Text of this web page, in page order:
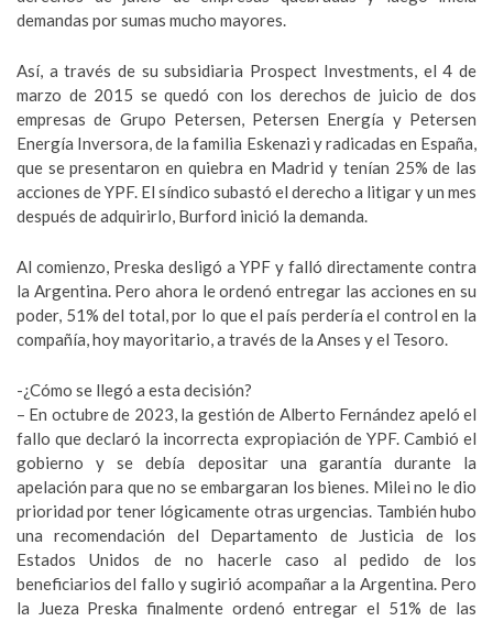
demandas por sumas mucho mayores.
Así, a través de su subsidiaria Prospect Investments, el 4 de
marzo de 2015 se quedó con los derechos de juicio de dos
empresas de Grupo Petersen, Petersen Energía y Petersen
Energía Inversora, de la familia Eskenazi y radicadas en España,
que se presentaron en quiebra en Madrid y tenían 25% de las
acciones de YPF. El síndico subastó el derecho a litigar y un mes
después de adquirirlo, Burford inició la demanda.
Al comienzo, Preska desligó a YPF y falló directamente contra
la Argentina. Pero ahora le ordenó entregar las acciones en su
poder, 51% del total, por lo que el país perdería el control en la
compañía, hoy mayoritario, a través de la Anses y el Tesoro.
-¿Cómo se llegó a esta decisión?
– En octubre de 2023, la gestión de Alberto Fernández apeló el
fallo que declaró la incorrecta expropiación de YPF. Cambió el
gobierno y se debía depositar una garantía durante la
apelación para que no se embargaran los bienes. Milei no le dio
prioridad por tener lógicamente otras urgencias. También hubo
una recomendación del Departamento de Justicia de los
Estados Unidos de no hacerle caso al pedido de los
beneficiarios del fallo y sugirió acompañar a la Argentina. Pero
la Jueza Preska finalmente ordenó entregar el 51% de las